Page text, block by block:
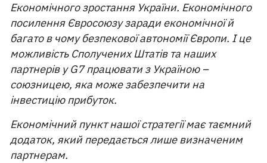
Економічного зростання України. Економічного
посилення Євросоюзу заради економічної й
багато в чому безпекової автономії Європи. І це
можливість Сполучених Штатів та наших
партнерів у G7 працювати з Україною –
союзницею, яка може забезпечити на
інвестицію прибуток.
Економічний пункт нашої стратегії має таємний
додаток, який передається лише визначеним
партнерам.